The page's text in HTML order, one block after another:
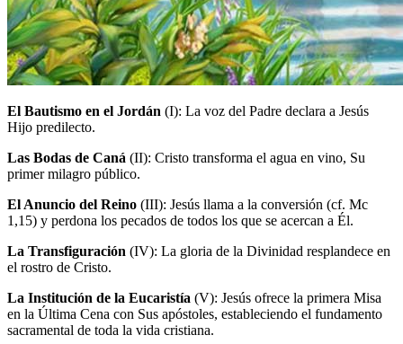
El Bautismo en el Jordán (I): La voz del Padre declara a Jesús
Hijo predilecto.
Las Bodas de Caná (II): Cristo transforma el agua en vino, Su
primer milagro público.
El Anuncio del Reino (III): Jesús llama a la conversión (cf. Mc
1,15) y perdona los pecados de todos los que se acercan a Él.
La Transfiguración (IV): La gloria de la Divinidad resplandece en
el rostro de Cristo.
La Institución de la Eucaristía (V): Jesús ofrece la primera Misa
en la Última Cena con Sus apóstoles, estableciendo el fundamento
sacramental de toda la vida cristiana.